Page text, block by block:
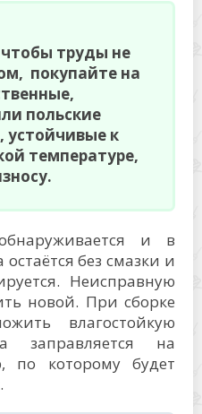
труды не
покупайте на
польские
к
температуре,
и в
без смазки и
Неисправную
новой. При сборке
влагостойкую
заправляется на
по которому будет